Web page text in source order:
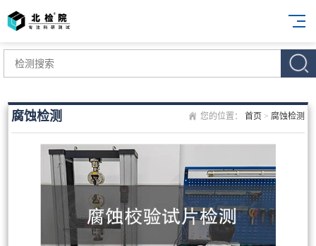
您的位置： 首页 > 腐蚀检测
腐蚀检测